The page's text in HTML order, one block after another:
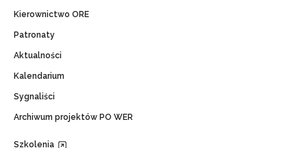
Kierownictwo ORE
Patronaty
Aktualności
Kalendarium
Sygnaliści
Archiwum projektów PO WER
Szkolenia